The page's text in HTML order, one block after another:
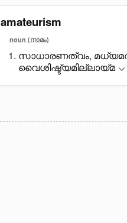
amateurism
noun (നാമം)
സാധാരണത്വം,
വെെശിഷ്ട്യമില്ലായ്മ